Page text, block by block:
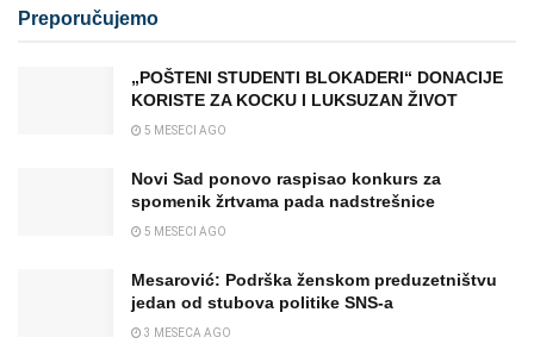
Preporučujemo
„POŠTENI STUDENTI BLOKADERI“ DONACIJE
KORISTE ZA KOCKU I LUKSUZAN ŽIVOT
5 MESECI AGO
Novi Sad ponovo raspisao konkurs za
spomenik žrtvama pada nadstrešnice
5 MESECI AGO
Mesarović: Podrška ženskom preduzetništvu
jedan od stubova politike SNS-a
3 MESECA AGO